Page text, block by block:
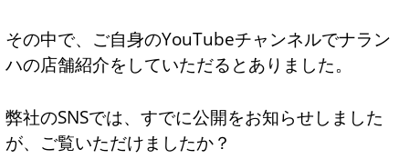
その中で、ご自身のYouTubeチャンネルでナラン
ハの店舗紹介をしていただるとありました。
弊社のSNSでは、すでに公開をお知らせしました
が、ご覧いただけましたか？